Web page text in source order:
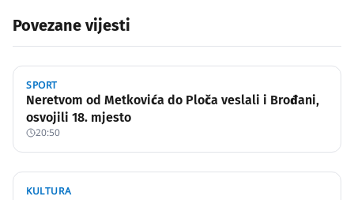
Povezane vijesti
SPORT
Neretvom od Metkovića do Ploča veslali i Brođani,
osvojili 18. mjesto
20:50
KULTURA